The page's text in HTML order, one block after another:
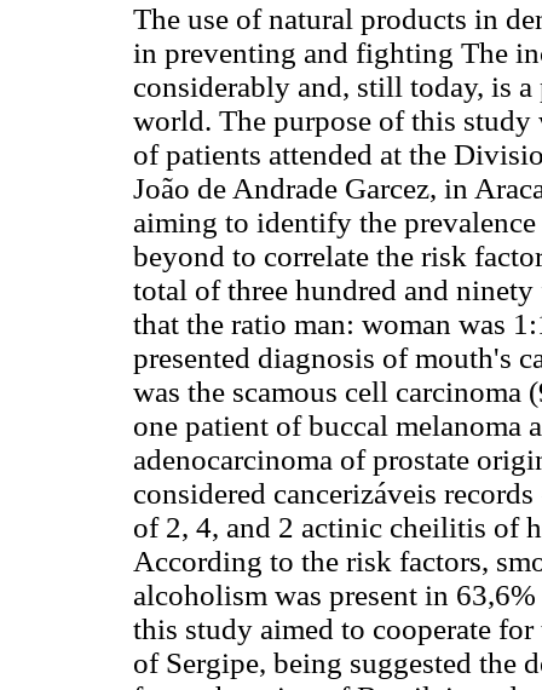
The use of natural products in
in preventing and fighting The
considerably and, still today, is
world. The purpose of this
of patients attended at the
João de Andrade Garcez, in
aiming to identify the
beyond to correlate the risk
total of three hundred and
that the ratio man: woman was
presented diagnosis of mouth's
was the scamous cell carcinoma
one patient of buccal melanoma
adenocarcinoma of prostate
considered cancerizáveis
of 2, 4, and 2 actinic cheilitis of
According to the risk factors,
alcoholism was present in
this study aimed to cooperate
of Sergipe, being suggested